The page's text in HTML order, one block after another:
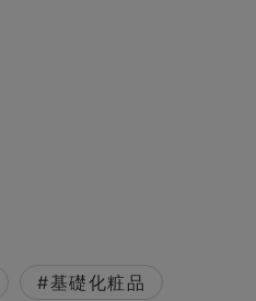
#基礎化粧品